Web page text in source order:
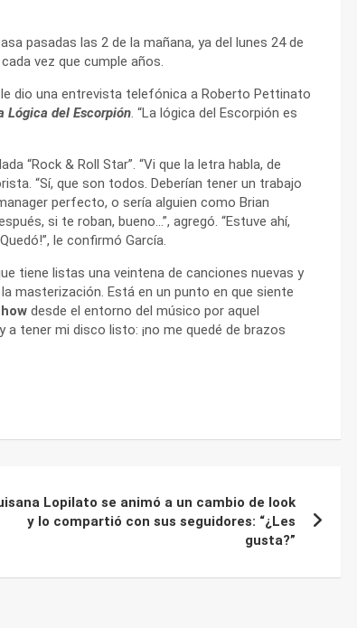
pasadas las 2 de la mañana, ya del lunes 24 de
vez que cumple años.
dio una entrevista telefónica a Roberto Pettinato
Lógica del Escorpión. “La lógica del Escorpión es
“Rock & Roll Star”. “Vi que la letra habla, de
“Sí, que son todos. Deberían tener un trabajo
perfecto, o sería alguien como Brian
si te roban, bueno…”, agregó. “Estuve ahí,
le confirmó García.
tiene listas una veintena de canciones nuevas y
masterización. Está en un punto en que siente
desde el entorno del músico por aquel
a tener mi disco listo: ¡no me quedé de brazos
Lopilato se animó a un cambio de look
y lo compartió con sus seguidores: “¿Les
gusta?”